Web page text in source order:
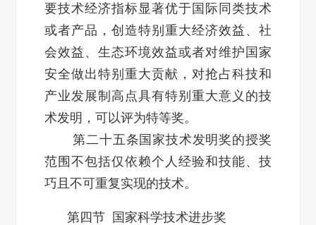
要技术经济指标显著优于国际同类技术
或者产品，创造特别重大经济效益、社
会效益、生态环境效益或者对维护国家
安全做出特别重大贡献，对抢占科技和
产业发展制高点具有特别重大意义的技
术发明，可以评为特等奖。
第二十五条国家技术发明奖的授奖
范围不包括仅依赖个人经验和技能、技
巧且不可重复实现的技术。
第四节 国家科学技术进步奖